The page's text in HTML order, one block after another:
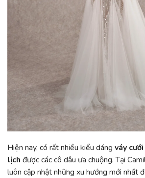
Hiện nay, có rất nhiều kiểu dáng váy
lịch được các cô dâu ưa chuộng. Tại
luôn cập nhật những xu hướng mới nhất